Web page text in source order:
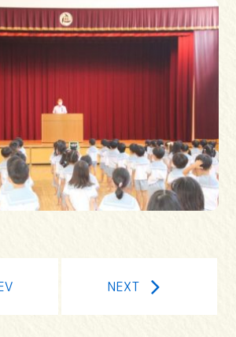
NEXT